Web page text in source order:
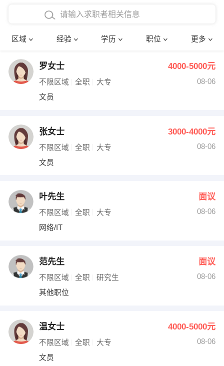
区域 经验 学历 职位 更多
在校学生工作经验
四年以上工作经验
五年以上工作经验
博士
文员 护士
财务会计
网络IT
收银员
水电/机修
编辑
其他职位
确定
罗女士 4000-5000元
不限区域 全职 大专
08-06
文员
张女士 3000-4000元
不限区域 全职 大专
08-06
文员
叶先生 面议
不限区域 全职 大专
08-06
网络/IT
范先生 面议
不限区域 全职 研究生
08-06
其他职位
温女士 4000-5000元
不限区域 全职 大专
08-06
文员